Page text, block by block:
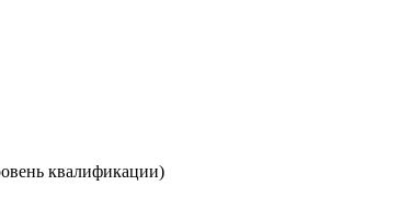
квалификации)